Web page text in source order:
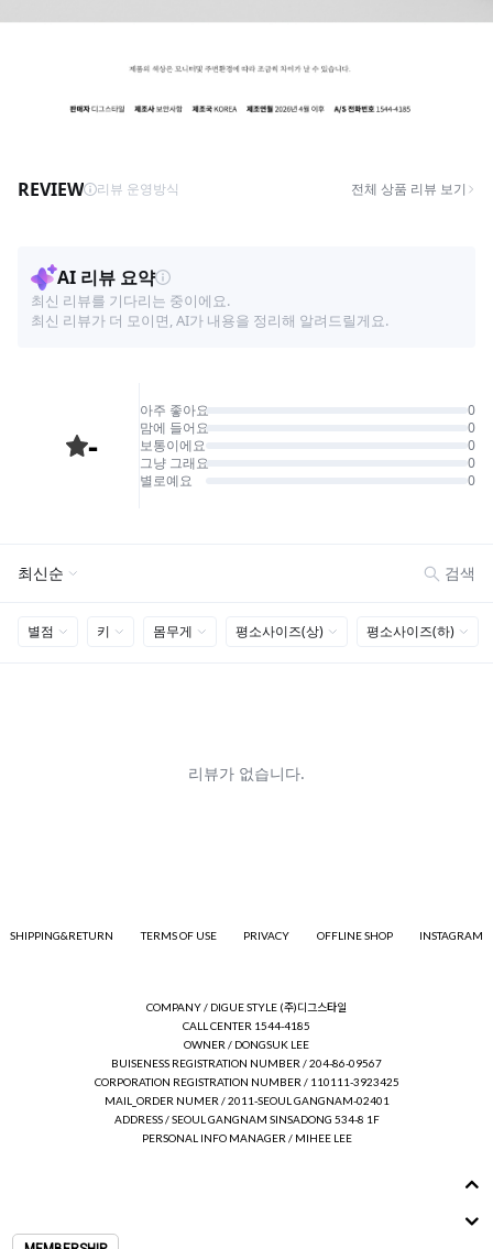
SHIPPING&RETURN TERMS OF USE PRIVACY OFFLINE SHOP INSTAGRAM
COMPANY / DIGUE STYLE (주)디그스타일
CALL CENTER 1544-4185
OWNER / DONGSUK LEE
BUISENESS REGISTRATION NUMBER / 204-86-09567
CORPORATION REGISTRATION NUMBER / 110111-3923425
MAIL_ORDER NUMER / 2011-SEOUL GANGNAM-02401
ADDRESS / SEOUL GANGNAM SINSADONG 534-8 1F
PERSONAL INFO MANAGER / MIHEE LEE